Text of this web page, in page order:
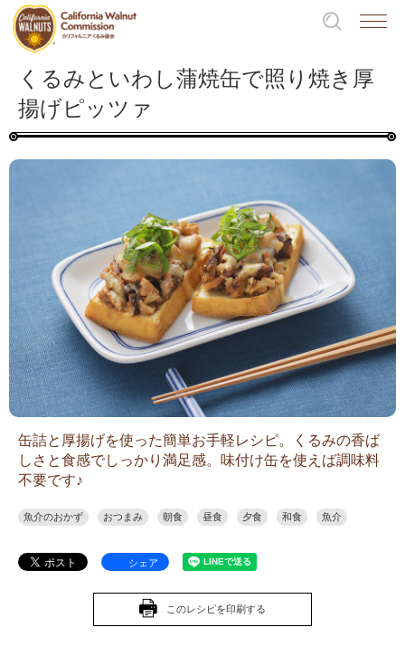
くるみといわし蒲焼缶で照り焼き厚
揚げピッツァ
缶詰と厚揚げを使った簡単お手軽レシピ。くるみの香ば
しさと食感でしっかり満足感。味付け缶を使えば調味料
不要です♪
魚介のおかず おつまみ 朝食 昼食 夕食 和食 魚介
シェア
このレシピを印刷する